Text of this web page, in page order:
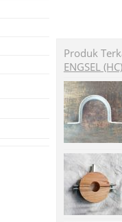
Produk
ENGSEL